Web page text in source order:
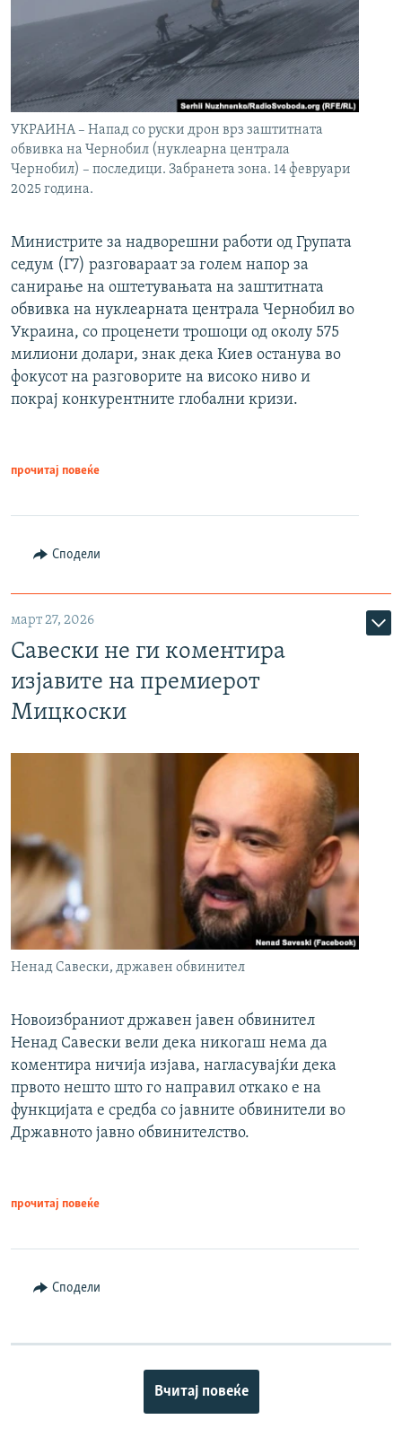
УКРАИНА – Напад со руски дрон врз заштитната
обвивка на Чернобил (нуклеарна централа
Чернобил) – последици. Забранета зона. 14 февруари
2025 година.
Министрите за надворешни работи од Групата
седум (Г7) разговараат за голем напор за
санирање на оштетувањата на заштитната
обвивка на нуклеарната централа Чернобил во
Украина, со проценети трошоци од околу 575
милиони долари, знак дека Киев останува во
фокусот на разговорите на високо ниво и
покрај конкурентните глобални кризи.
прочитај повеќе
Сподели
март 27, 2026
Савески не ги коментира
изјавите на премиерот
Мицкоски
Ненад Савески, државен обвинител
Новоизбраниот државен јавен обвинител
Ненад Савески вели дека никогаш нема да
коментира ничија изјава, нагласувајќи дека
првото нешто што го направил откако е на
функцијата е средба со јавните обвинители во
Државното јавно обвинителство.
прочитај повеќе
Сподели
Вчитај повеќе